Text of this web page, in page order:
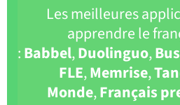
Les meilleures
apprendre le
:Babbel,Duolinguo,
FLE,Memrise,
Monde,Français